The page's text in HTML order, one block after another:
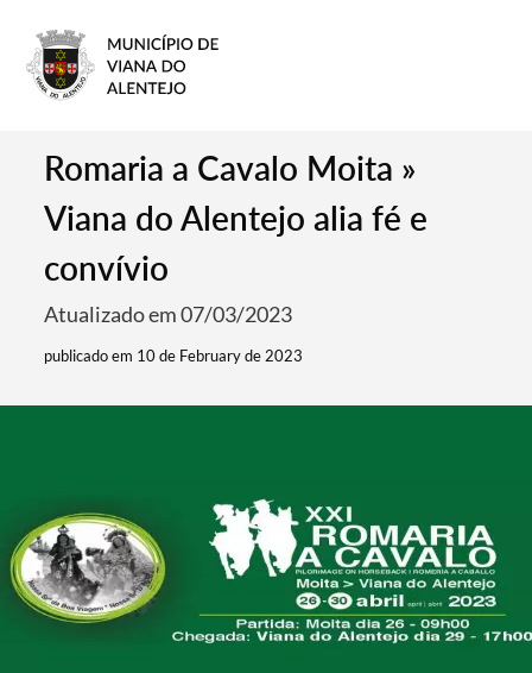
Romaria a Cavalo Moita »
Viana do Alentejo alia fé e
convívio
Atualizado em 07/03/2023
publicado em 10 de February de 2023